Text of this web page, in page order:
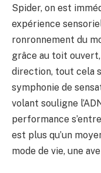
Spider, on est
expérience
ronronnement du
grâce au toit
direction, tout cela
symphonie de
volant souligne
performance
est plus qu’un
mode de vie, une